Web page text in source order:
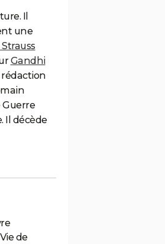
Il
une
Gandhi
Guerre
Il décède
de